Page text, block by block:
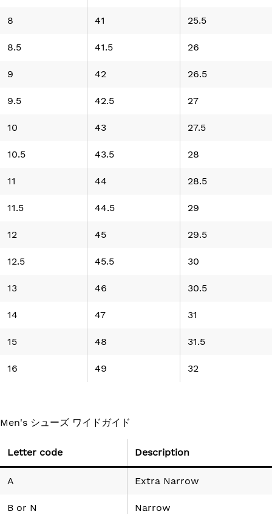
8 41 25.5
8.5 41.5 26
9 42 26.5
9.5 42.5 27
10 43 27.5
10.5 43.5 28
11 44 28.5
11.5 44.5 29
12 45 29.5
12.5 45.5 30
13 46 30.5
14 47 31
15 48 31.5
16 49 32
Men's シューズ ワイドガイド
Letter code Description
A Extra Narrow
B or N Narrow